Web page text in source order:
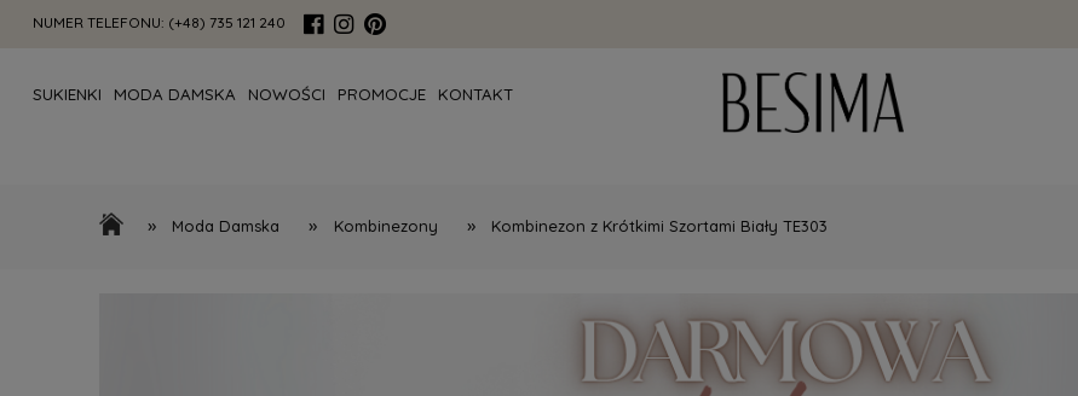
NUMER TELEFONU: (+48) 735 121 240
SUKIENKI MODA DAMSKA NOWOŚCI PROMOCJE KONTAKT
» Moda Damska » Kombinezony » Kombinezon z Krótkimi Szortami Biały TE303